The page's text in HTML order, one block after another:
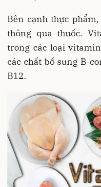
Bên cạnh thực
thông qua thuốc.
trong các loại
các chất bổ sung B-
B12.